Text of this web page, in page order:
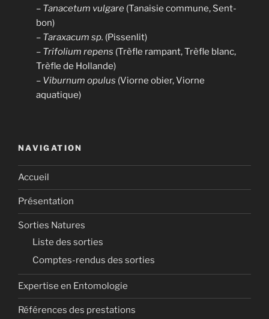
– Tanacetum vulgare (Tanaisie commune, Sent-
bon)
– Taraxacum sp. (Pissenlit)
– Trifolium repens (Trèfle rampant, Trèfle blanc,
Trèfle de Hollande)
– Viburnum opulus (Viorne obier, Viorne
aquatique)
NAVIGATION
Accueil
Présentation
Sorties Natures
Liste des sorties
Comptes-rendus des sorties
Expertise en Entomologie
Références des prestations